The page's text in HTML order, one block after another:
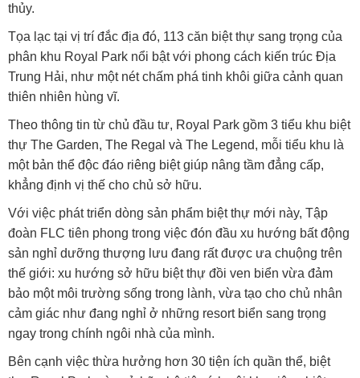
thủy.
Tọa lạc tại vị trí đắc địa đó, 113 căn biệt thự sang trọng của
phân khu Royal Park nổi bật với phong cách kiến trúc Địa
Trung Hải, như một nét chấm phá tinh khôi giữa cảnh quan
thiên nhiên hùng vĩ.
Theo thông tin từ chủ đầu tư, Royal Park gồm 3 tiểu khu biệt
thự The Garden, The Regal và The Legend, mỗi tiểu khu là
một bản thể độc đáo riêng biệt giúp nâng tầm đẳng cấp,
khẳng định vị thế cho chủ sở hữu.
Với việc phát triển dòng sản phẩm biệt thự mới này, Tập
đoàn FLC tiên phong trong việc đón đầu xu hướng bất động
sản nghỉ dưỡng thượng lưu đang rất được ưa chuộng trên
thế giới: xu hướng sở hữu biệt thự đồi ven biển vừa đảm
bảo một môi trường sống trong lành, vừa tạo cho chủ nhân
cảm giác như đang nghỉ ở những resort biển sang trọng
ngay trong chính ngôi nhà của mình.
Bên cạnh việc thừa hưởng hơn 30 tiện ích quần thể, biệt